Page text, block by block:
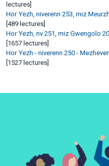
lectures]
Hor Yezh, niverenn 253, miz
[489 lectures]
Hor Yezh, nv 251, miz Gwengolo
[1657 lectures]
Hor Yezh - niverenn 250 -
[1527 lectures]